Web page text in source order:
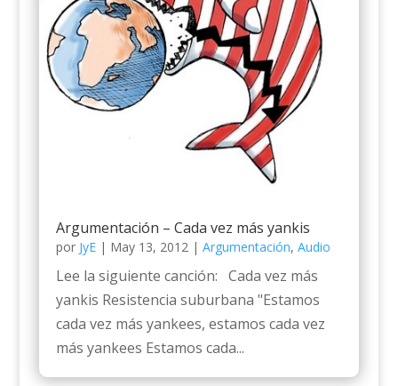
Argumentación – Cada vez más yankis
por JyE| May 13, 2012| Argumentación, Audio
Lee la siguiente canción: Cada vez más
yankis Resistencia suburbana "Estamos
cada vez más yankees, estamos cada vez
más yankees Estamos cada...